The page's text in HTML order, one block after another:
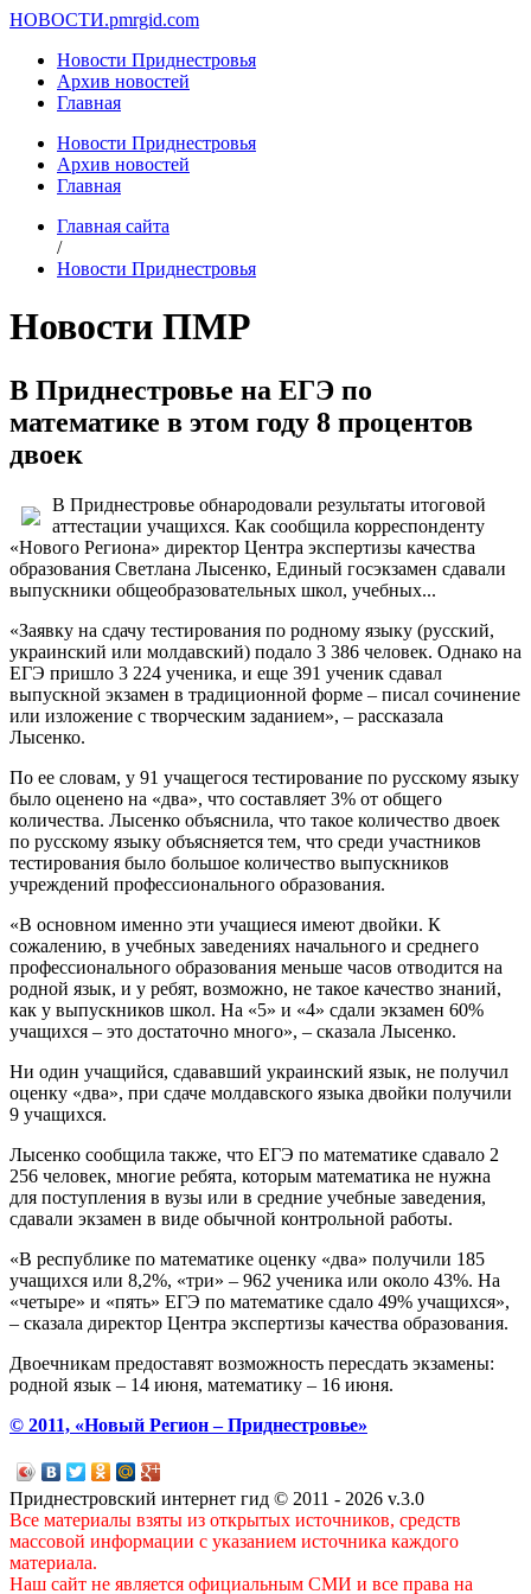
НОВОСТИ.pmrgid.com
Новости Приднестровья
Архив новостей
Главная
Новости Приднестровья
Архив новостей
Главная
Главная сайта
/
Новости Приднестровья
Новости ПМР
В Приднестровье на ЕГЭ по
математике в этом году 8 процентов
двоек
В Приднестровье обнародовали результаты итоговой
аттестации учащихся. Как сообщила корреспонденту
«Нового Региона» директор Центра экспертизы качества
образования Светлана Лысенко, Единый госэкзамен сдавали
выпускники общеобразовательных школ, учебных...
«Заявку на сдачу тестирования по родному языку (русский,
украинский или молдавский) подало 3 386 человек. Однако на
ЕГЭ пришло 3 224 ученика, и еще 391 ученик сдавал
выпускной экзамен в традиционной форме – писал сочинение
или изложение с творческим заданием», – рассказала
Лысенко.
По ее словам, у 91 учащегося тестирование по русскому языку
было оценено на «два», что составляет 3% от общего
количества. Лысенко объяснила, что такое количество двоек
по русскому языку объясняется тем, что среди участников
тестирования было большое количество выпускников
учреждений профессионального образования.
«В основном именно эти учащиеся имеют двойки. К
сожалению, в учебных заведениях начального и среднего
профессионального образования меньше часов отводится на
родной язык, и у ребят, возможно, не такое качество знаний,
как у выпускников школ. На «5» и «4» сдали экзамен 60%
учащихся – это достаточно много», – сказала Лысенко.
Ни один учащийся, сдававший украинский язык, не получил
оценку «два», при сдаче молдавского языка двойки получили
9 учащихся.
Лысенко сообщила также, что ЕГЭ по математике сдавало 2
256 человек, многие ребята, которым математика не нужна
для поступления в вузы или в средние учебные заведения,
сдавали экзамен в виде обычной контрольной работы.
«В республике по математике оценку «два» получили 185
учащихся или 8,2%, «три» – 962 ученика или около 43%. На
«четыре» и «пять» ЕГЭ по математике сдало 49% учащихся»,
– сказала директор Центра экспертизы качества образования.
Двоечникам предоставят возможность пересдать экзамены:
родной язык – 14 июня, математику – 16 июня.
© 2011, «Новый Регион – Приднестровье»
Приднестровский интернет гид © 2011 - 2026 v.3.0
Все материалы взяты из открытых источников, средств
массовой информации с указанием источника каждого
материала.
Наш сайт не является официальным СМИ и все права на